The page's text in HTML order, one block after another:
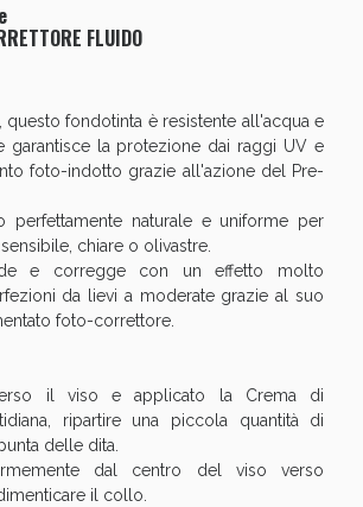
FLUIDO
questo fondotinta è resistente all'acqua e
garantisce la protezione dai raggi UV e
foto-indotto grazie all'azione del Pre-
perfettamente naturale e uniforme per
chiare o olivastre.
e corregge con un effetto molto
da lievi a moderate grazie al suo
foto-correttore.
il viso e applicato la Crema di
ripartire una piccola quantità di
delle dita.
dal centro del viso verso
il collo.
fino al 55% disponibile oggi!